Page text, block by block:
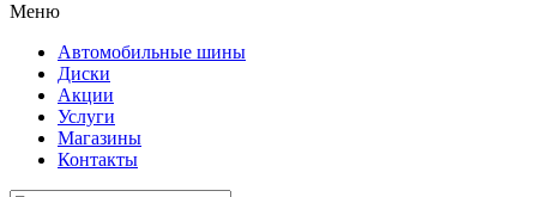
Меню
Автомобильные шины
Диски
Акции
Услуги
Магазины
Контакты